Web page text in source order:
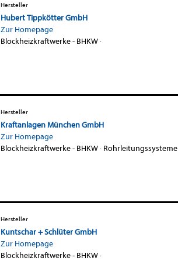
Hersteller
Hubert Tippkötter GmbH
Zur Homepage
Blockheizkraftwerke - BHKW·
Hersteller
Kraftanlagen München GmbH
Zur Homepage
Blockheizkraftwerke - BHKW· Rohrleitungssysteme
Hersteller
Kuntschar + Schlüter GmbH
Zur Homepage
Blockheizkraftwerke - BHKW·